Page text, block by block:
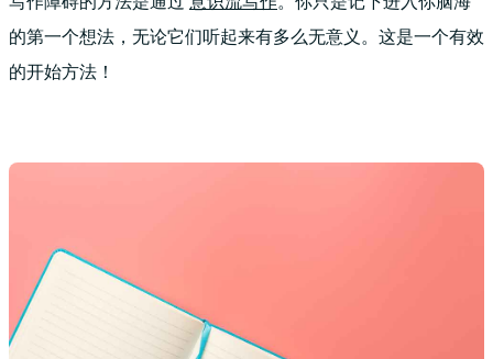
的第一个想法，无论它们听起来有多么无意义。这是一个有效
的开始方法！